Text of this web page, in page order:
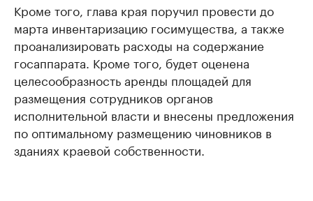
Кроме того, глава края поручил провести до
марта инвентаризацию госимущества, а также
проанализировать расходы на содержание
госаппарата. Кроме того, будет оценена
целесообразность аренды площадей для
размещения сотрудников органов
исполнительной власти и внесены предложения
по оптимальному размещению чиновников в
зданиях краевой собственности.